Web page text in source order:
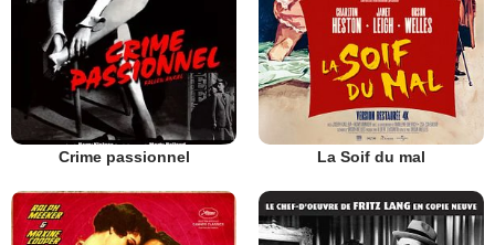
Crime passionnel La Soif du mal